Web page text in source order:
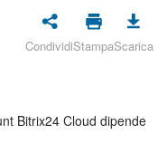
CondividiStampaScarica
Bitrix24 Cloud dipende